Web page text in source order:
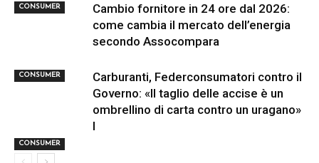
CONSUMER
CONSUMER
Cambio fornitore in 24 ore dal 2026:
come cambia il mercato dell’energia
secondo Assocompara
CONSUMER
Carburanti, Federconsumatori contro il
Governo: «Il taglio delle accise è un
ombrellino di carta contro un uragano»
I